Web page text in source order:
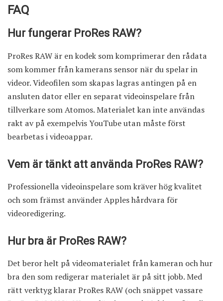
FAQ
Hur fungerar ProRes RAW?
ProRes RAW är en kodek som komprimerar den rådata
som kommer från kamerans sensor när du spelar in
videor. Videofilen som skapas lagras antingen på en
ansluten dator eller en separat videoinspelare från
tillverkare som Atomos. Materialet kan inte användas
rakt av på exempelvis YouTube utan måste först
bearbetas i videoappar.
Vem är tänkt att använda ProRes RAW?
Professionella videoinspelare som kräver hög kvalitet
och som främst använder Apples hårdvara för
videoredigering.
Hur bra är ProRes RAW?
Det beror helt på videomaterialet från kameran och hur
bra den som redigerar materialet är på sitt jobb. Med
rätt verktyg klarar ProRes RAW (och snäppet vassare